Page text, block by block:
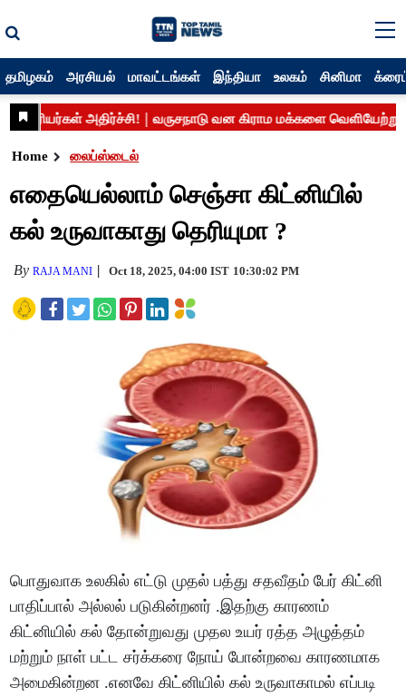
தமிழகம் அரசியல் மாவட்டங்கள் இந்தியா உலகம் சினிமா
Home லைப்ஸ்டைல்
எதையெல்லாம் செஞ்சா கிட்னியில்
கல் உருவாகாது தெரியுமா ?
ByRAJA MANI Oct 18, 2025, 04:00 IST 10:30:02 PM
பொதுவாக உலகில் எட்டு முதல் பத்து சதவீதம் பேர் கிட்னி
பாதிப்பால் அல்லல் படுகின்றனர் .இதற்கு காரணம்
கிட்னியில் கல் தோன்றுவது முதல உயர் ரத்த அழுத்தம்
மற்றும் நாள் பட்ட சர்க்கரை நோய் போன்றவை காரணமாக
அமைகின்றன .எனவே கிட்னியில் கல் உருவாகாமல் எப்படி